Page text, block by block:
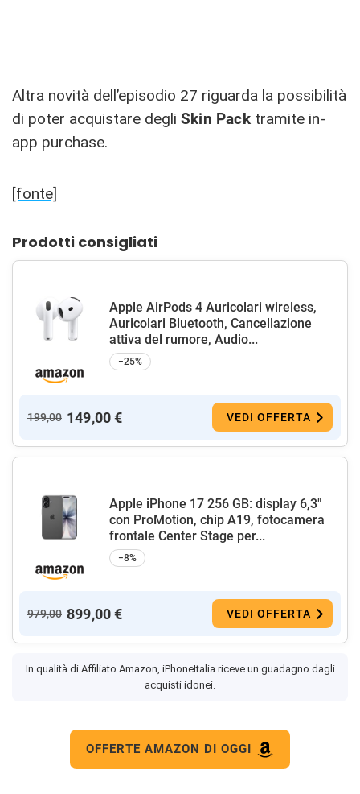
Altra novità dell’episodio 27 riguarda la possibilità
di poter acquistare degli Skin Packtramite in-
app purchase.
[fonte]
Prodotti consigliati
Apple AirPods 4 Auricolari wireless,
Auricolari Bluetooth, Cancellazione
attiva del rumore, Audio...
−25%
199,00 149,00 € VEDI OFFERTA
Apple iPhone 17 256 GB: display 6,3"
con ProMotion, chip A19, fotocamera
frontale Center Stage per...
−8%
979,00 899,00 € VEDI OFFERTA
In qualità di Affiliato Amazon, iPhoneItalia riceve un guadagno dagli
acquisti idonei.
OFFERTE AMAZON DI OGGI